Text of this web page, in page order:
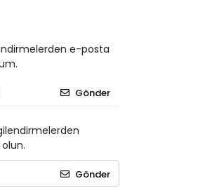
e-posta
Gönder
Gönder